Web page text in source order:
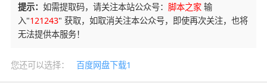
提示： 如需提取码，请关注本站公众号： 脚本之家输
入"121243" 获取，如取消关注本公众号，即使再次关注，也将
无法提供本服务！
您还可以选择： 百度网盘下载1